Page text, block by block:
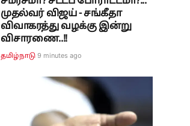
முதல்வர் விஜய் - சங்கீதா
விவாகரத்து வழக்கு இன்று
விசாரணை..!!
தமிழ்நாடு 9 minutes ago